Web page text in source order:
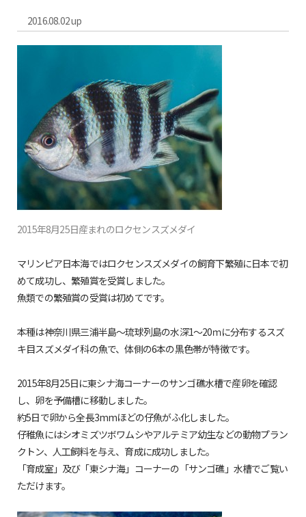
2016.08.02 up
2015年8月25日産まれのロクセンスズメダイ
マリンピア日本海ではロクセンスズメダイの飼育下繁殖に日本で初
めて成功し、繁殖賞を受賞しました。
魚類での繁殖賞の受賞は初めてです。
本種は神奈川県三浦半島～琉球列島の水深1～20ｍに分布するスズ
キ目スズメダイ科の魚で、体側の6本の黒色帯が特徴です。
2015年8月25日に東シナ海コーナーのサンゴ礁水槽で産卵を確認
し、卵を予備槽に移動しました。
約5日で卵から全長3mmほどの仔魚がふ化しました。
仔稚魚にはシオミズツボワムシやアルテミア幼生などの動物プラン
クトン、人工飼料を与え、育成に成功しました。
「育成室」及び「東シナ海」コーナーの「サンゴ礁」水槽でご覧い
ただけます。